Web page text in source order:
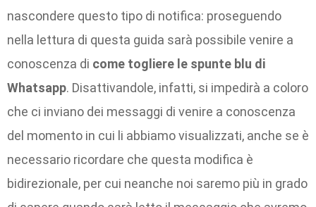
nascondere questo tipo di notifica: proseguendo
nella lettura di questa guida sarà possibile venire a
conoscenza di come togliere le spunte blu di
Whatsapp. Disattivandole, infatti, si impedirà a coloro
che ci inviano dei messaggi di venire a conoscenza
del momento in cui li abbiamo visualizzati, anche se è
necessario ricordare che questa modifica è
bidirezionale, per cui neanche noi saremo più in grado